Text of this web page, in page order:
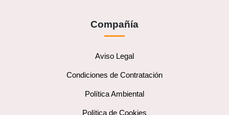
Compañía
Aviso Legal
Condiciones de Contratación
Política Ambiental
Política de Cookies